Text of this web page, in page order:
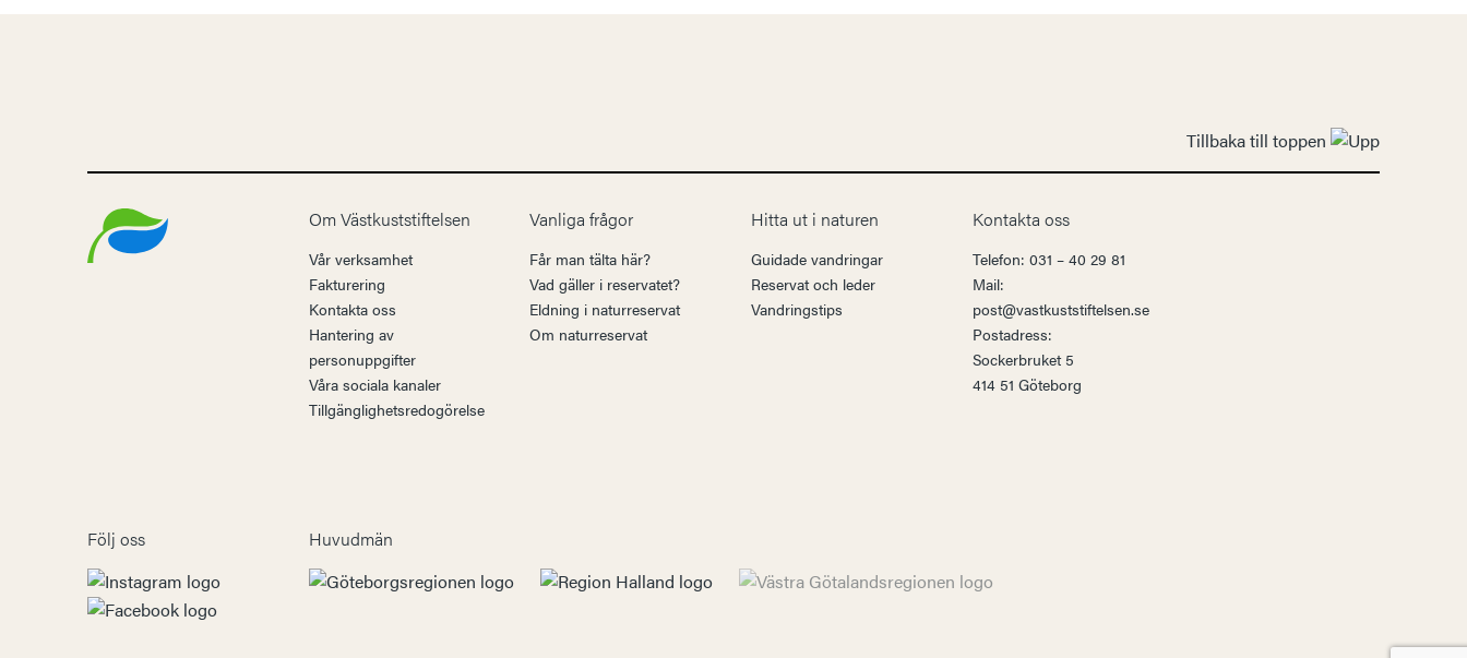
Tillbaka till toppen
Om Västkuststiftelsen
Vår verksamhet
Fakturering
Kontakta oss
Hantering av
personuppgifter
Våra sociala kanaler
Tillgänglighetsredogörelse
Vanliga frågor
Får man tälta här?
Vad gäller i reservatet?
Eldning i naturreservat
Om naturreservat
Hitta ut i naturen
Guidade vandringar
Reservat och leder
Vandringstips
Kontakta oss
Telefon: 031 – 40 29 81
Mail:
post@vastkuststiftelsen.se
Postadress:
Sockerbruket 5
414 51 Göteborg
Huvudmän
Följ oss